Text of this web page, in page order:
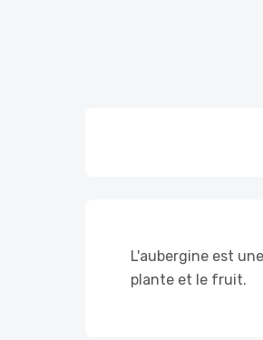
L'aubergine est
plante et le fruit.